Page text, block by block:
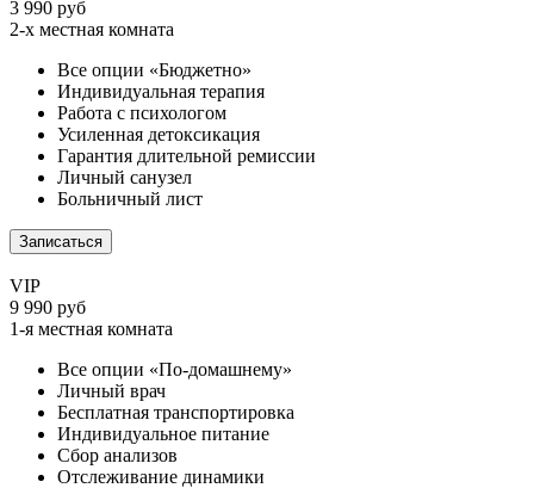
3 990 руб
2-х местная комната
Все опции «Бюджетно»
Индивидуальная терапия
Работа с психологом
Усиленная детоксикация
Гарантия длительной ремиссии
Личный санузел
Больничный лист
Записаться
VIP
9 990 руб
1-я местная комната
Все опции «По-домашнему»
Личный врач
Бесплатная транспортировка
Индивидуальное питание
Сбор анализов
Отслеживание динамики